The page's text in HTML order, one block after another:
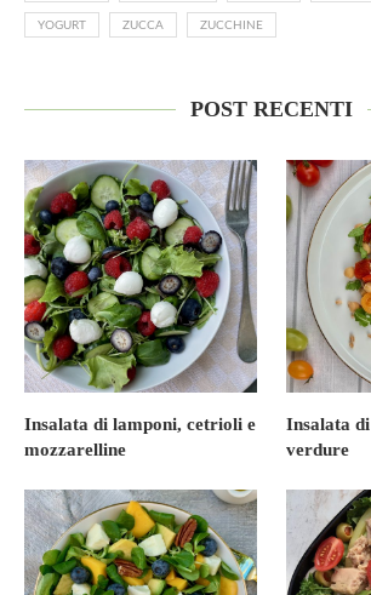
YOGURT ZUCCA ZUCCHINE
POST RECENTI
Insalata di lamponi, cetrioli e
mozzarelline
Insalata
verdure